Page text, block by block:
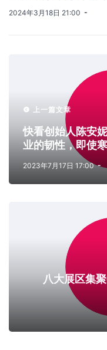
2024年3月18日 21:00
上一篇文章
快看创始人陈安
业的韧性，即使
2023年7月17日 17:00
八大展区集